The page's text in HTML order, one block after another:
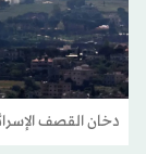
دخان القصف